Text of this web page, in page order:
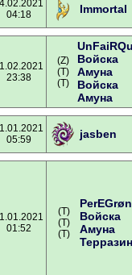
04:18
Immortal
23:38
(Z)
(T)
(T)
Войска
Амуна
Войска
Амуна
05:59
jasben
01:52
(T)
(T)
(T)
Войска
Амуна
Терразин